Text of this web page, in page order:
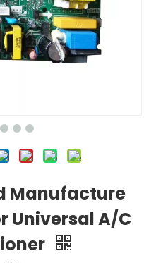
Manufacture
Universal A/C